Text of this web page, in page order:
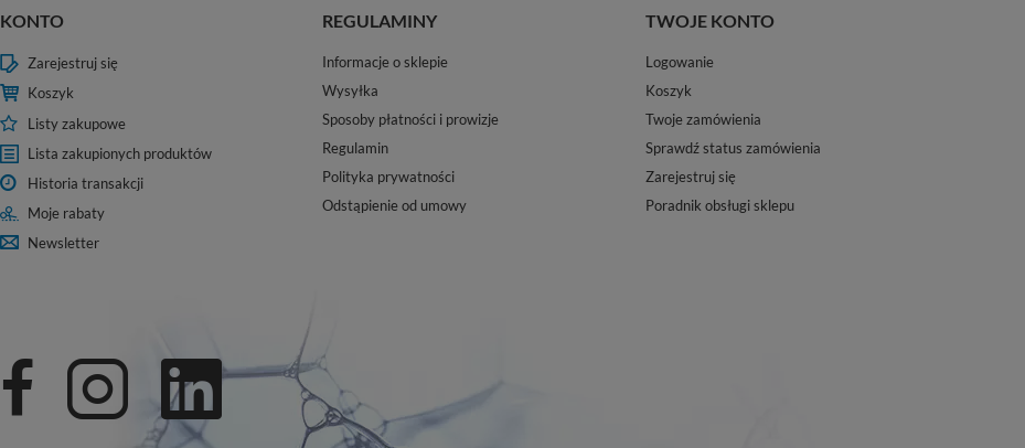
KONTO
Zarejestruj się
Koszyk
Listy zakupowe
Lista zakupionych produktów
Historia transakcji
Moje rabaty
Newsletter
REGULAMINY
Informacje o sklepie
Wysyłka
Sposoby płatności i prowizje
Regulamin
Polityka prywatności
Odstąpienie od umowy
TWOJE KONTO
Logowanie
Koszyk
Twoje zamówienia
Sprawdź status zamówienia
Zarejestruj się
Poradnik obsługi sklepu